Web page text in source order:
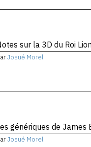
sur la 3D du Roi
Josué Morel
génériques de James
Josué Morel